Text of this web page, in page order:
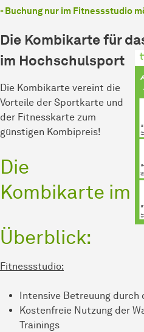
- Buchung nur im Fitnessstudio
Die Kombikarte für
im Hochschulsport
Die Kombikarte vereint die
Vorteile der Sportkarte und
der Fitnesskarte zum
günstigen Kombipreis!
Die
Kombikarte im
Überblick:
Fitnessstudio:
Intensive Betreuung durch
Kostenfreie Nutzung der
Trainings